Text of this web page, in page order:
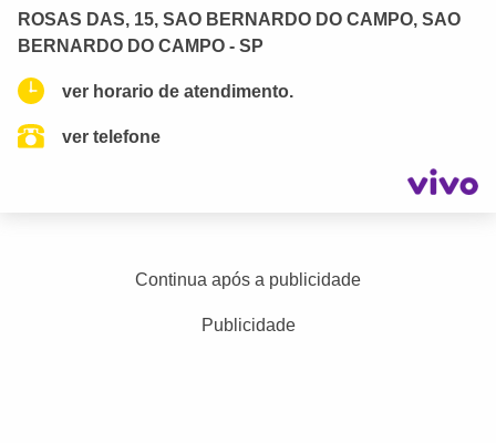
ROSAS DAS, 15, SAO BERNARDO DO CAMPO, SAO
BERNARDO DO CAMPO - SP
ver horario de atendimento.
ver telefone
Continua após a publicidade
Publicidade